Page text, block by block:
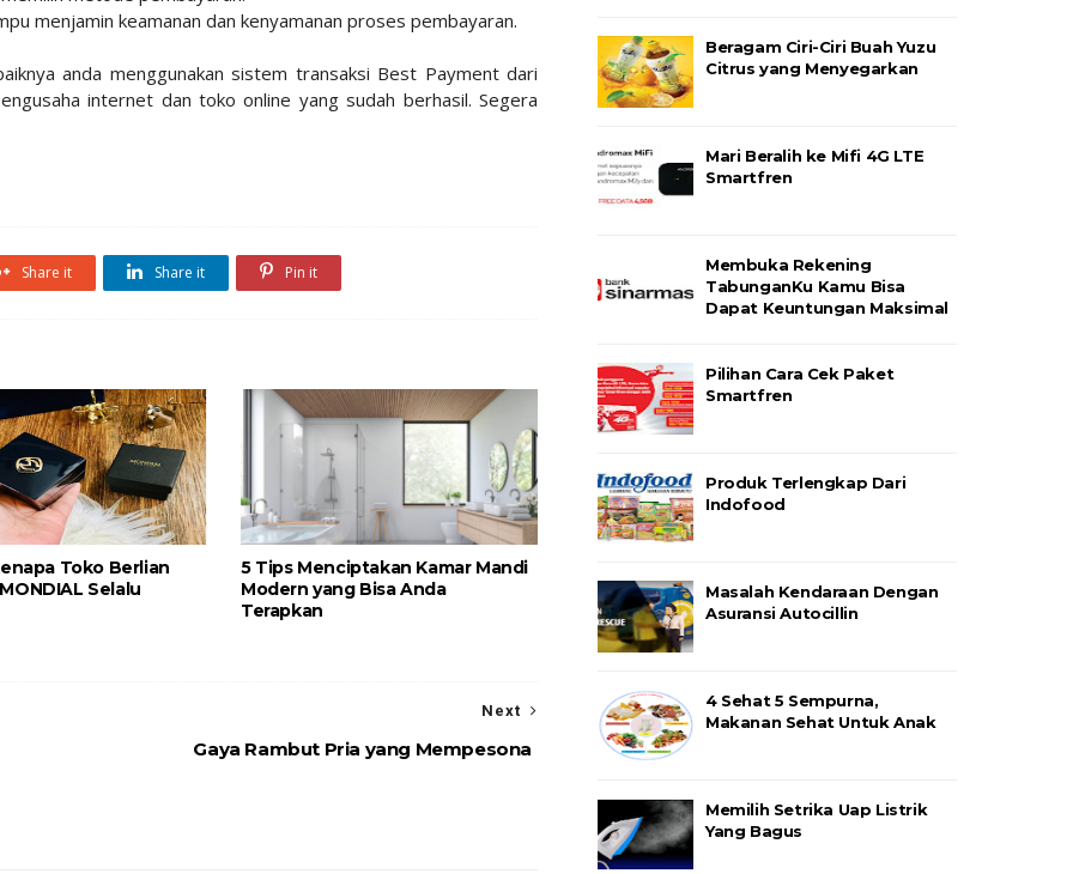
menjamin keamanan dan kenyamanan proses pembayaran.
anda menggunakan sistem transaksi Best Payment dari
internet dan toko online yang sudah berhasil. Segera
Share it Share it Pin it
Toko Berlian
Selalu
5 Tips Menciptakan Kamar Mandi
Modern yang Bisa Anda
Terapkan
Next
Gaya Rambut Pria yang Mempesona
Beragam Ciri-Ciri Buah Yuzu
Citrus yang Menyegarkan
Mari Beralih ke Mifi 4G LTE
Smartfren
Membuka Rekening
TabunganKu Kamu Bisa
Dapat Keuntungan Maksimal
Pilihan Cara Cek Paket
Smartfren
Produk Terlengkap Dari
Indofood
Masalah Kendaraan Dengan
Asuransi Autocillin
4 Sehat 5 Sempurna,
Makanan Sehat Untuk Anak
Memilih Setrika Uap Listrik
Yang Bagus